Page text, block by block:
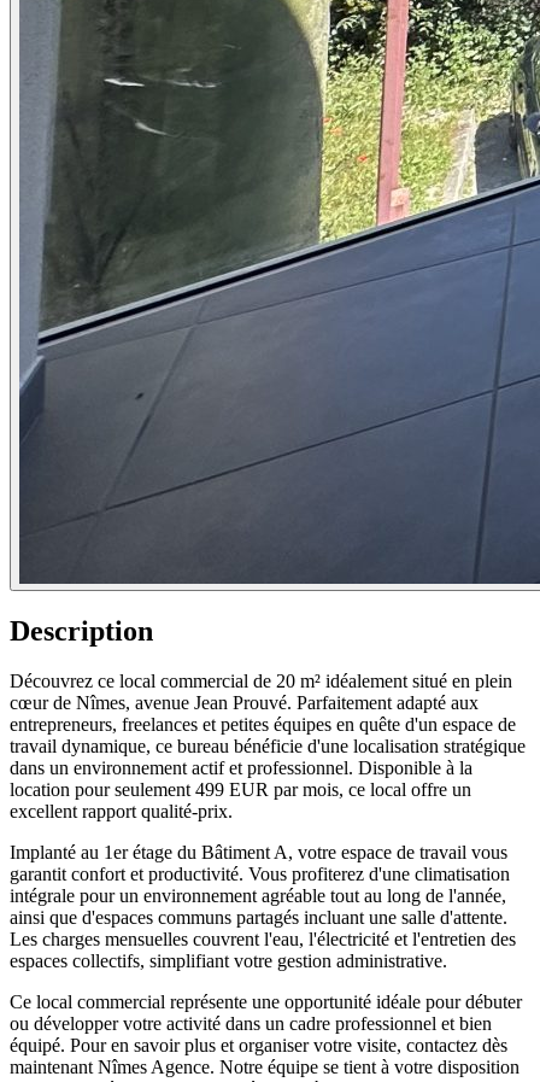
Description
Découvrez ce local commercial de 20 m² idéalement situé en plein
cœur de Nîmes, avenue Jean Prouvé. Parfaitement adapté aux
entrepreneurs, freelances et petites équipes en quête d'un espace de
travail dynamique, ce bureau bénéficie d'une localisation stratégique
dans un environnement actif et professionnel. Disponible à la
location pour seulement 499 EUR par mois, ce local offre un
excellent rapport qualité-prix.
Implanté au 1er étage du Bâtiment A, votre espace de travail vous
garantit confort et productivité. Vous profiterez d'une climatisation
intégrale pour un environnement agréable tout au long de l'année,
ainsi que d'espaces communs partagés incluant une salle d'attente.
Les charges mensuelles couvrent l'eau, l'électricité et l'entretien des
espaces collectifs, simplifiant votre gestion administrative.
Ce local commercial représente une opportunité idéale pour débuter
ou développer votre activité dans un cadre professionnel et bien
équipé. Pour en savoir plus et organiser votre visite, contactez dès
maintenant Nîmes Agence. Notre équipe se tient à votre disposition